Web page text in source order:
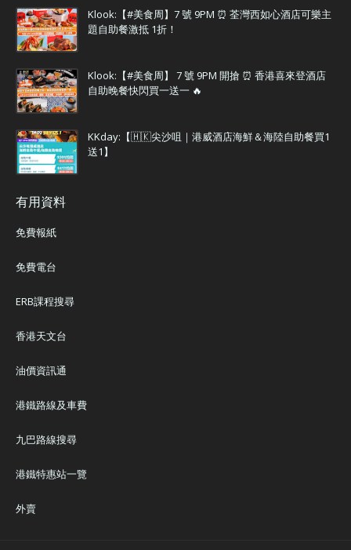
Klook:【#美食周】7 號 9PM ⏰ 荃灣西如心酒店可樂主
題自助餐激抵 1折！
Klook:【#美食周】 7 號 9PM 開搶 ⏰ 香港喜來登酒店
自助晚餐快閃買一送一 🔥
KKday:【🇭🇰尖沙咀｜港威酒店海鮮＆海陸自助餐買1
送1】
有用資料
免費報紙
免費電台
ERB課程搜尋
香港天文台
油價資訊通
港鐵路線及車費
九巴路線搜尋
港鐵特惠站一覽
外賣